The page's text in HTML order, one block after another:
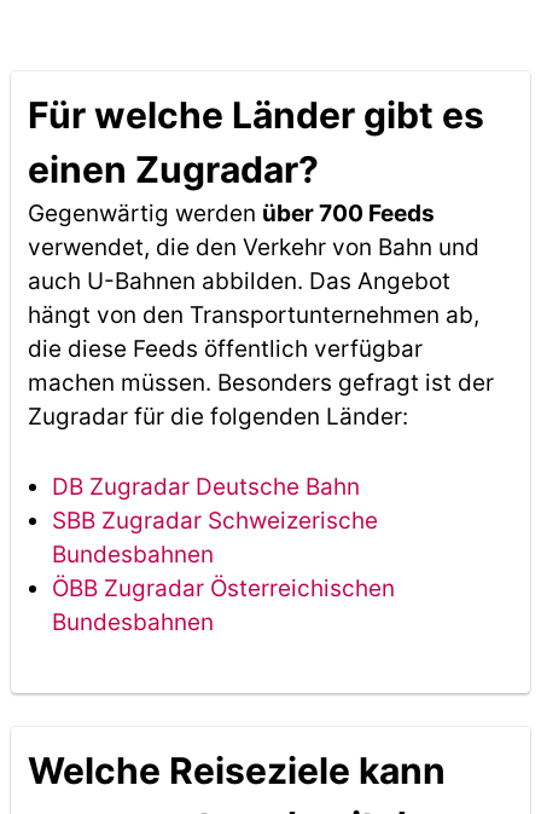
Für welche Länder gibt es
einen Zugradar?
Gegenwärtig werden über 700 Feeds
verwendet, die den Verkehr von Bahn und
auch U-Bahnen abbilden. Das Angebot
hängt von den Transportunternehmen ab,
die diese Feeds öffentlich verfügbar
machen müssen. Besonders gefragt ist der
Zugradar für die folgenden Länder:
DB Zugradar Deutsche Bahn
SBB Zugradar Schweizerische
Bundesbahnen
ÖBB Zugradar Österreichischen
Bundesbahnen
Welche Reiseziele kann